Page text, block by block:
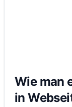
Wie man
in